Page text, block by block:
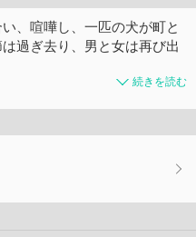
、喧嘩し、一匹の犬が町と
過ぎ去り、男と女は再び出
続きを読む